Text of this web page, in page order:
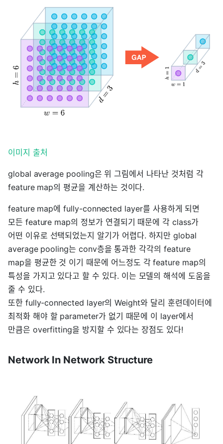
이미지 출처
global average pooling은 위 그림에서 나타난 것처럼 각
feature map의 평균을 계산하는 것이다.
feature map에 fully-connected layer를 사용하게 되면
모든 feature map의 정보가 연결되기 때문에 각 class가
어떤 이유로 선택되었는지 알기가 어렵다. 하지만 global
average pooling는 conv층을 통과한 각각의 feature
map을 평균한 것 이기 때문에 어느정도 각 feature map의
특성을 가지고 있다고 할 수 있다. 이는 모델의 해석에 도움을
줄 수 있다.
또한 fully-connected layer의 Weight와 달리 훈련데이터에
최적화 해야 할 parameter가 없기 때문에 이 layer에서
만큼은 overfitting을 방지할 수 있다는 장점도 있다!
Network In Network Structure